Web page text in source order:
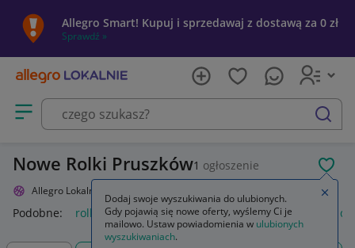
Allegro Smart! Kupuj i sprzedawaj z dostawą za 0 zł
Sprawdź »
Otwórz menu z kategoriami
szukaj
Nowe Rolki Pruszków1 ogłoszenie
Allegro Lokalnie
Podobne: rolki rolki damskie ochraniacze na rolki rolki
Dodaj swoje wyszukiwania do ulubionych.
Gdy pojawią się nowe oferty, wyślemy Ci je
mailowo. Ustaw powiadomienia w ulubionych
wyszukiwaniach.